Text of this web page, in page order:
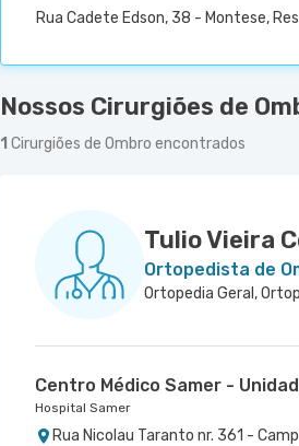
Rua Cadete Edson, 38 - Montese,
Nossos Cirurgiões de
1 Cirurgiões de Ombro encontrados
Tulio Vieira
Ortopedista de
Centro Médico Samer -
Hospital Samer
Rua Nicolau Taranto nr. 361 -